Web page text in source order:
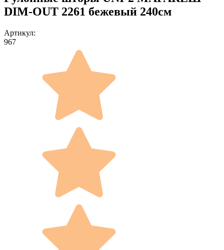
DIM-OUT 2261 бежевый 240см
Артикул:
967